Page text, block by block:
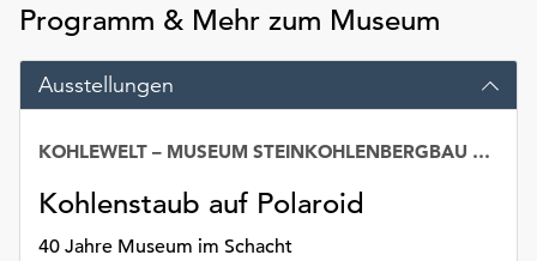
am
Ende
der
Seite
Schaltfläche
„Cookie-
Einstellungen“
zur
Programm & Mehr zum Museum
Ausstellungen
Kohlenstaub auf Polaroid
40 Jahre Museum im Schacht
KOHLEWELT – MUSEUM STEINKOHLENBERGBAU SACHSEN